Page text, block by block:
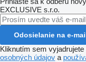
EXCLUSIVE s.r.o.
Odosielanie na e-
Kliknutím sem
osobných údajov a